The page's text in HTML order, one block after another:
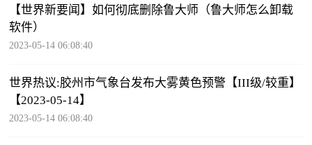
【世界新要闻】如何彻底删除鲁大师（鲁大师怎么卸载
软件）
2023-05-14 06:08:40
世界热议:胶州市气象台发布大雾黄色预警【III级/较重】
【2023-05-14】
2023-05-14 06:08:40